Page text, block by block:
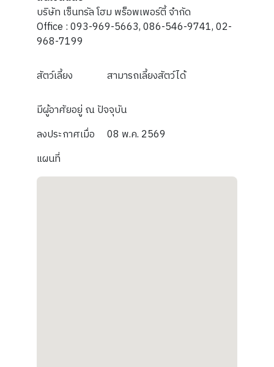
บริษัท เซ็นทรัล โฮม พร็อพเพอร์ตี้ จำกัด
Office : 093-969-5663, 086-546-9741, 02-
968-7199
สัตว์เลี้ยง สามารถเลี้ยงสัตว์ได้
มีผู้อาศัยอยู่ ณ ปัจจุบัน
ลงประกาศเมื่อ
08 พ.ค. 2569
แผนที่